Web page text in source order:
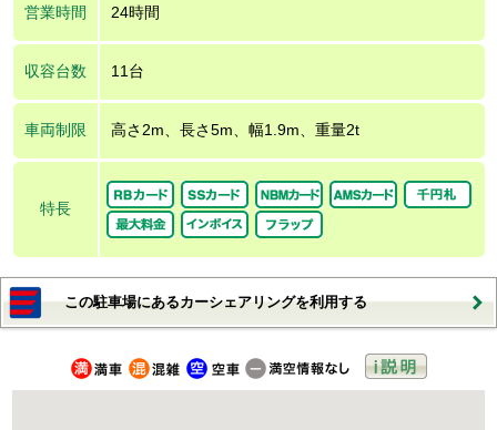
営業時間 24時間
収容台数 11台
車両制限 高さ2m、長さ5m、幅1.9m、重量2t
特長
この駐車場にあるカーシェアリングを利用する